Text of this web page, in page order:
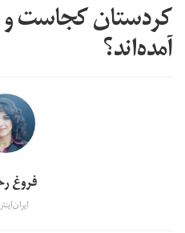
کردستان کجاست و
آمده‌اند؟
فروغ